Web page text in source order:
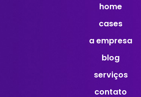
home
cases
a empresa
blog
serviços
contato